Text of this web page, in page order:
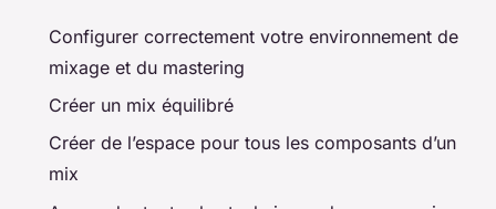
Configurer correctement votre environnement de
mixage et du mastering
Créer un mix équilibré
Créer de l’espace pour tous les composants d’un
mix